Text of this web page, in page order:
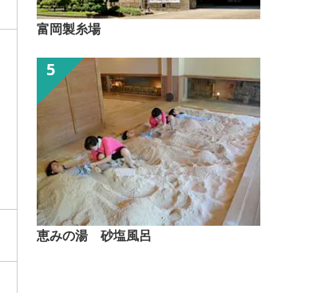
富岡製糸場
恵みの湯 砂塩風呂